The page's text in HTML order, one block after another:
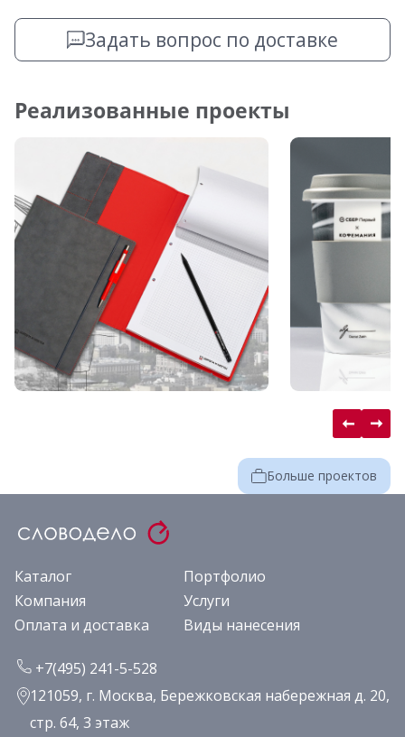
Задать вопрос по доставке
Реализованные проекты
Больше проектов
Каталог
Портфолио
Компания
Услуги
Оплата и доставка
Виды нанесения
+7(495) 241-5-528
121059, г. Москва, Бережковская набережная д. 20,
стр. 64, 3 этаж